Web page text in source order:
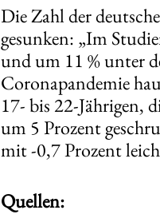
Die Zahl der
gesunken: „Im
und um 11 % unter
Coronapandemie
17- bis 22-Jährigen,
um 5 Prozent
mit -0,7 Prozent
Quellen: